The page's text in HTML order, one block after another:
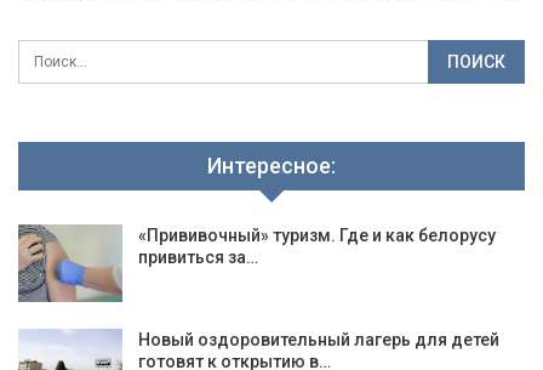
Интересное:
«Прививочный» туризм. Где и как белорусу
привиться за…
Новый оздоровительный лагерь для детей
готовят к открытию в…